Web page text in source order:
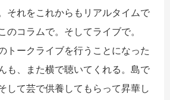
それをこれからもリアルタイムで
のコラムで。そしてライブで。
トークライブを行うことになった
も、また横で聴いてくれる。島で
して芸で供養してもらって昇華し